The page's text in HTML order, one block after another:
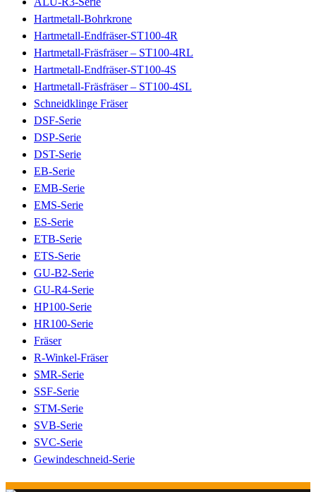
Hartmetall-Bohrkrone
Hartmetall-Endfräser-ST100-4R
Hartmetall-Fräsfräser – ST100-4RL
Hartmetall-Endfräser-ST100-4S
Hartmetall-Fräsfräser – ST100-4SL
Schneidklinge Fräser
DSF-Serie
DSP-Serie
DST-Serie
EB-Serie
EMB-Serie
EMS-Serie
ES-Serie
ETB-Serie
ETS-Serie
GU-B2-Serie
GU-R4-Serie
HP100-Serie
HR100-Serie
Fräser
R-Winkel-Fräser
SMR-Serie
SSF-Serie
STM-Serie
SVB-Serie
SVC-Serie
Gewindeschneid-Serie